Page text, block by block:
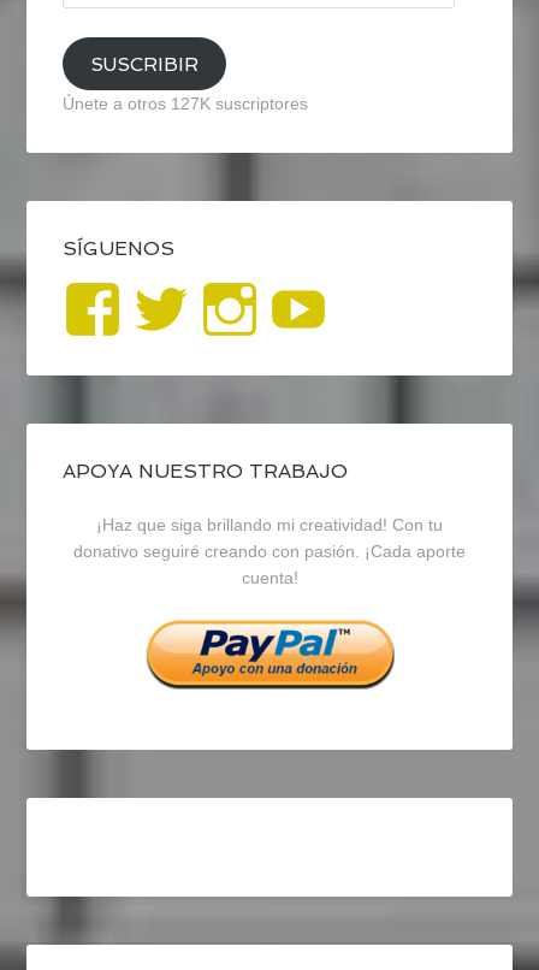
email
SUSCRIBIR
Únete a otros 127K suscriptores
SÍGUENOS
Ver
perfil
de
blogrecursosep
en
Facebook
Ver
perfil
de
recursosep
en
Twitter
Ver
perfil
de
recursosep
en
Instagram
APOYA NUESTRO TRABAJO
¡Haz que siga brillando mi creatividad! Con tu
donativo seguiré creando con pasión. ¡Cada aporte
cuenta!